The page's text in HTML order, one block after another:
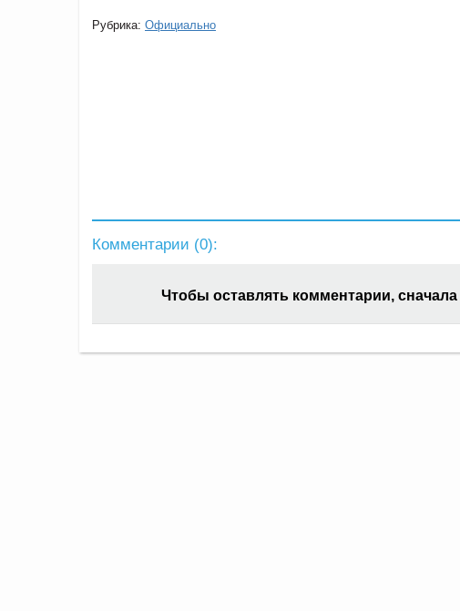
Рубрика: Официально
Комментарии (0):
Чтобы оставлять комментарии, сначала